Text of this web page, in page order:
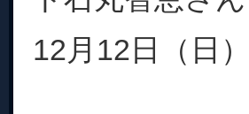
12月12日（日